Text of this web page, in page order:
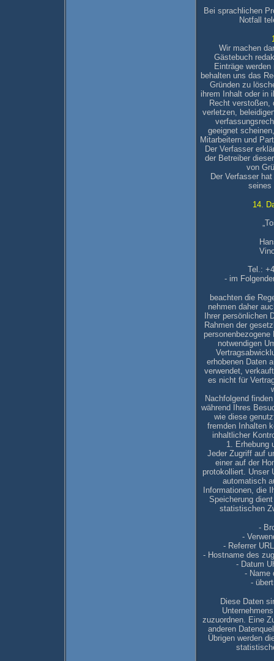
Bei sprachlichen
Notfall
Wir machen
Gästebuch
Einträge
behalten uns das
Gründen zu
ihrem Inhalt oder in
Recht verstoßen,
verletzen,
geeignet
Mitarbeitern und
Der Verfasser
der Betreiber
von
Der Verfasser
seines
14.
Tel.:
- im
beachten die
nehmen daher
Ihrer persönlichen
Rahmen der
notwendigen
erhobenen Daten
verwendet,
es nicht für
Nachfolgend
während Ihres
wie diese
fremden Inhalten
inhaltlicher
1. Erhebung
Jeder Zugriff auf
einer auf der
protokolliert. Unser
automatisch
Informationen, die
Speicherung
statistischen
-
-
- Referrer
- Hostname des
- Datum
- Name
-
Diese Daten
zuzuordnen. Eine
anderen
Übrigen werden